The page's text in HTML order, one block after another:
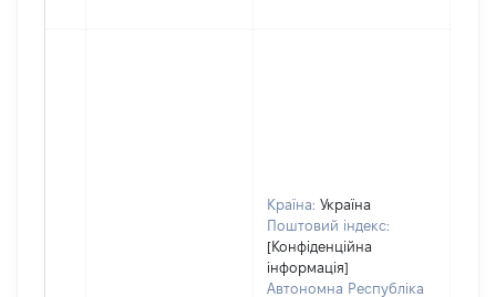
Країна: Україна
Поштовий індекс:
[Конфіденційна
інформація]
Автономна Республіка